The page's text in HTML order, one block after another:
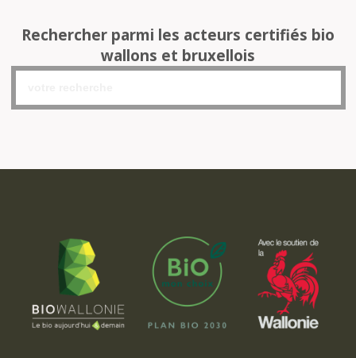
Rechercher parmi les acteurs certifiés bio
wallons et bruxellois